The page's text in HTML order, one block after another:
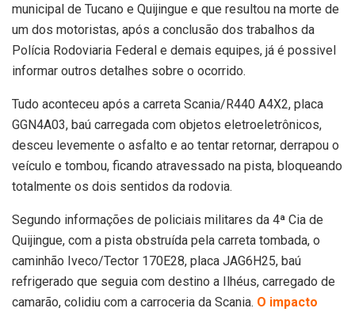
municipal de Tucano e Quijingue e que resultou na morte de
um dos motoristas, após a conclusão dos trabalhos da
Polícia Rodoviaria Federal e demais equipes, já é possivel
informar outros detalhes sobre o ocorrido.
Tudo aconteceu após a carreta Scania/R440 A4X2, placa
GGN4A03, baú carregada com objetos eletroeletrônicos,
desceu levemente o asfalto e ao tentar retornar, derrapou o
veículo e tombou, ficando atravessado na pista, bloqueando
totalmente os dois sentidos da rodovia.
Segundo informações de policiais militares da 4ª Cia de
Quijingue, com a pista obstruída pela carreta tombada, o
caminhão Iveco/Tector 170E28, placa JAG6H25, baú
refrigerado que seguia com destino a Ilhéus, carregado de
camarão, colidiu com a carroceria da Scania. O impacto